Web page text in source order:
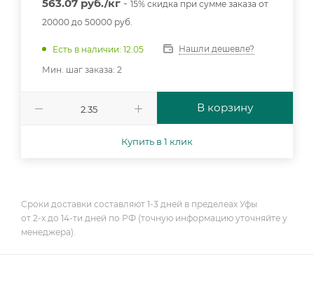
563.07 руб./кг - 15% скидка при сумме заказа от
20000 до 50000 руб.
Есть в наличии: 12.05
Нашли дешевле?
Мин. шаг заказа: 2
В корзину
Купить в 1 клик
Сроки доставки составляют 1-3 дней в пределеах Уфы
от 2-х до 14-ти дней по РФ (точную информацию уточняйте у
менеджера).